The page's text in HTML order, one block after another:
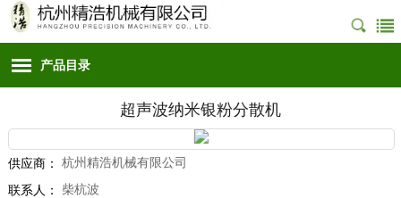
产品目录
超声波纳米银粉分散机
供应商： 杭州精浩机械有限公司
联系人： 柴杭波